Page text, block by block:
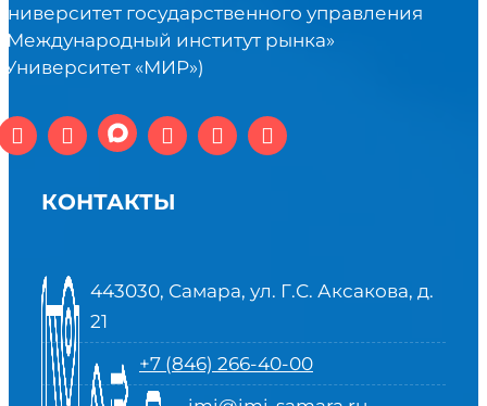
государственного управления
институт рынка»
«МИР»)
КОНТАКТЫ
443030, Самара, ул. Г.С. Аксакова, д.
21
+7 (846) 266-40-00